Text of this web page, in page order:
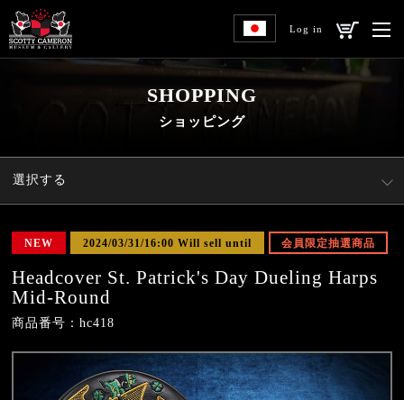
Log in
SHOPPING
ショッピング
選択する
NEW 2024/03/31/16:00 Will sell until 会員限定抽選商品
Headcover St. Patrick's Day Dueling Harps
Mid-Round
商品番号：hc418